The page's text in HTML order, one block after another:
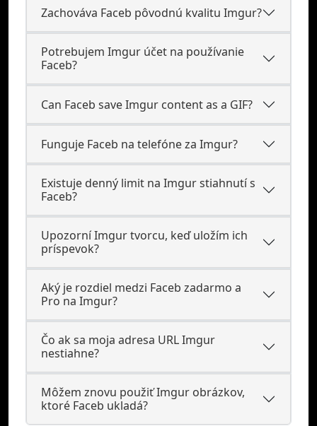
Zachováva Faceb pôvodnú kvalitu Imgur?
Potrebujem Imgur účet na používanie
Faceb?
Can Faceb save Imgur content as a GIF?
Funguje Faceb na telefóne za Imgur?
Existuje denný limit na Imgur stiahnutí s
Faceb?
Upozorní Imgur tvorcu, keď uložím ich
príspevok?
Aký je rozdiel medzi Faceb zadarmo a
Pro na Imgur?
Čo ak sa moja adresa URL Imgur
nestiahne?
Môžem znovu použiť Imgur obrázkov,
ktoré Faceb ukladá?